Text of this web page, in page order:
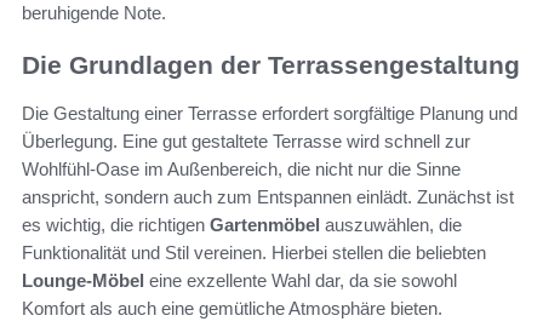
beruhigende Note.
Die Grundlagen der Terrassengestaltung
Die Gestaltung einer Terrasse erfordert sorgfältige Planung und
Überlegung. Eine gut gestaltete Terrasse wird schnell zur
Wohlfühl-Oase im Außenbereich, die nicht nur die Sinne
anspricht, sondern auch zum Entspannen einlädt. Zunächst ist
es wichtig, die richtigen Gartenmöbel auszuwählen, die
Funktionalität und Stil vereinen. Hierbei stellen die beliebten
Lounge-Möbel eine exzellente Wahl dar, da sie sowohl
Komfort als auch eine gemütliche Atmosphäre bieten.